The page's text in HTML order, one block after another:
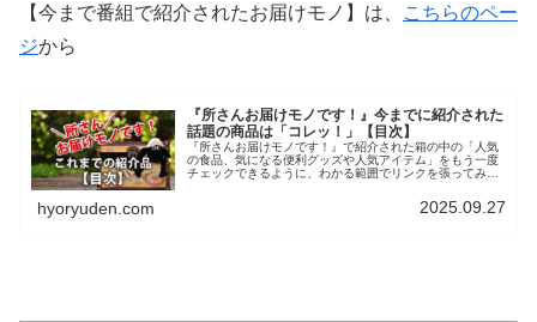
【今まで番組で紹介されたお届けモノ】は、
こちらのペー
ジから
『所さんお届けモノです！』今までに紹介された
話題の商品は「コレッ！」【目次】
『所さんお届けモノです！』で紹介された箱の中の「人気
の食品、気になる便利グッズや人気アイテム」をもう一度
チェックできるように、わかる範囲でリンクを張ってみま
hyoryuden.com 2025.09.27